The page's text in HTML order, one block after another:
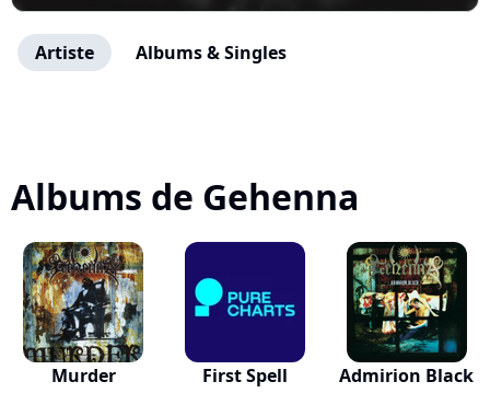
Artiste Albums & Singles
Albums de Gehenna
Murder First Spell Admirion Black